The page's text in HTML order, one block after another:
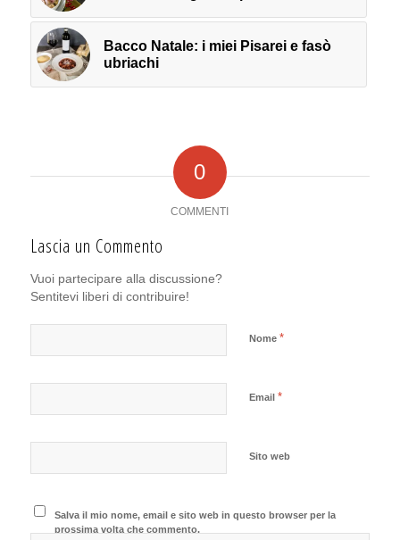
Bacco Natale: i miei Pisarei e fasò
ubriachi
0
COMMENTI
Lascia un Commento
Vuoi partecipare alla discussione?
Sentitevi liberi di contribuire!
Nome *
Email *
Sito web
Salva il mio nome, email e sito web in questo browser per la
prossima volta che commento.